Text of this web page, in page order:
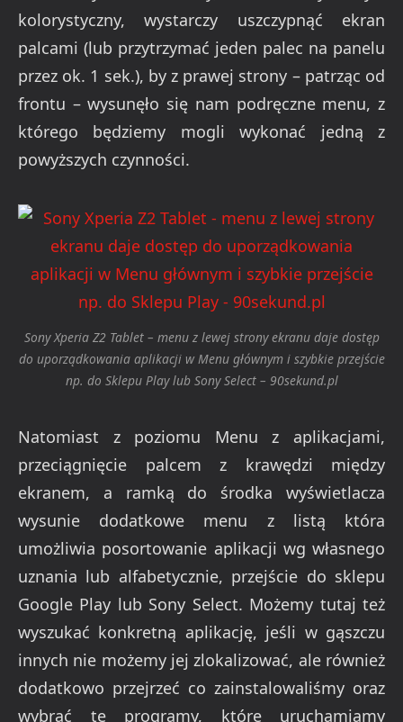
kolorystyczny, wystarczy uszczypnąć ekran
palcami (lub przytrzymać jeden palec na panelu
przez ok. 1 sek.), by z prawej strony – patrząc od
frontu – wysunęło się nam podręczne menu, z
którego będziemy mogli wykonać jedną z
powyższych czynności.
Sony Xperia Z2 Tablet – menu z lewej strony ekranu daje dostęp
do uporządkowania aplikacji w Menu głównym i szybkie przejście
np. do Sklepu Play lub Sony Select – 90sekund.pl
Natomiast z poziomu Menu z aplikacjami,
przeciągnięcie palcem z krawędzi między
ekranem, a ramką do środka wyświetlacza
wysunie dodatkowe menu z listą która
umożliwia posortowanie aplikacji wg własnego
uznania lub alfabetycznie, przejście do sklepu
Google Play lub Sony Select. Możemy tutaj też
wyszukać konkretną aplikację, jeśli w gąszczu
innych nie możemy jej zlokalizować, ale również
dodatkowo przejrzeć co zainstalowaliśmy oraz
wybrać te programy, które uruchamiamy